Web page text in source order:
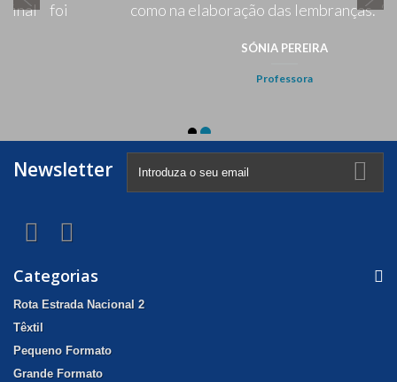
Newsletter
Categorias
Rota Estrada Nacional 2
Têxtil
Pequeno Formato
Grande Formato